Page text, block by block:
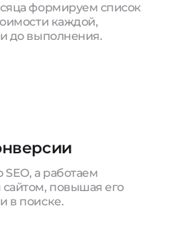
формируем список
каждой,
до выполнения.
а работаем
повышая его
в поиске.